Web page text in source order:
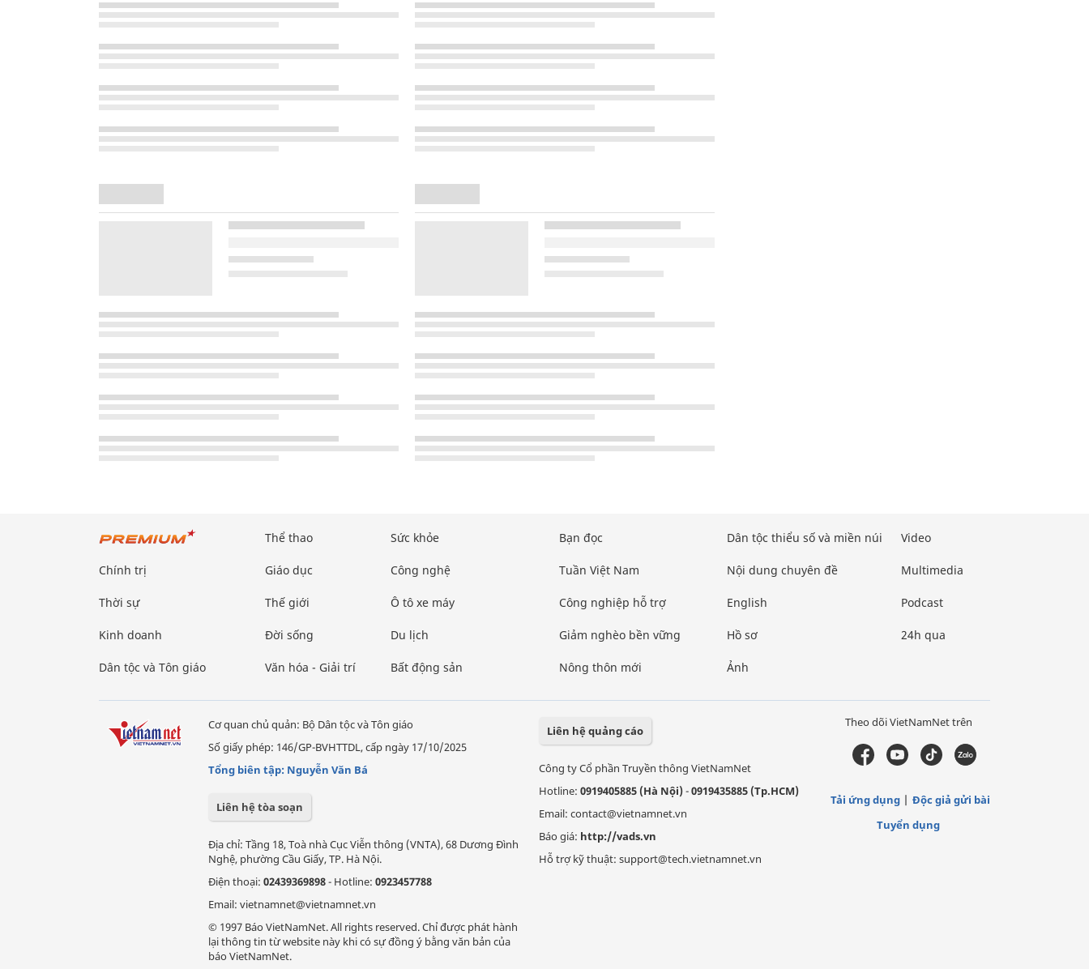
Chính trị
Thời sự
Kinh doanh
Dân tộc và Tôn giáo
Thể thao
Giáo dục
Thế giới
Đời sống
Văn hóa - Giải trí
Sức khỏe
Công nghệ
Ô tô xe máy
Du lịch
Bất động sản
Bạn đọc
Tuần Việt Nam
Công nghiệp hỗ trợ
Giảm nghèo bền vững
Nông thôn mới
Dân tộc thiểu số và miền núi
Nội dung chuyên đề
English
Hồ sơ
Ảnh
Video
Multimedia
Podcast
24h qua
Cơ quan chủ quản: Bộ Dân tộc và Tôn giáo
Số giấy phép: 146/GP-BVHTTDL, cấp ngày 17/10/2025
Tổng biên tập: Nguyễn Văn Bá
Liên hệ tòa soạn
Địa chỉ: Tầng 18, Toà nhà Cục Viễn thông (VNTA), 68 Dương Đình
Nghệ, phường Cầu Giấy, TP. Hà Nội.
Điện thoại: 02439369898- Hotline: 0923457788
Email: vietnamnet@vietnamnet.vn
© 1997 Báo VietNamNet. All rights reserved. Chỉ được phát hành
lại thông tin từ website này khi có sự đồng ý bằng văn bản của
báo VietNamNet.
Liên hệ quảng cáo
Công ty Cổ phần Truyền thông VietNamNet
Hotline: 0919405885 (Hà Nội)-0919435885 (Tp.HCM)
Email: contact@vietnamnet.vn
Báo giá: http://vads.vn
Hỗ trợ kỹ thuật: support@tech.vietnamnet.vn
Theo dõi VietNamNet trên
Tải ứng dụng
Độc giả gửi bài
Tuyển dụng